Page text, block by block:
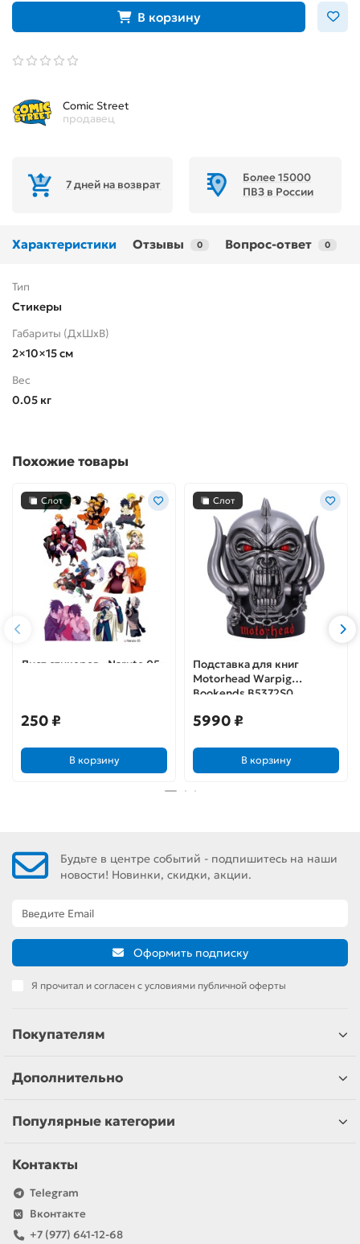
В корзину
Comic Street
продавец
7 дней на возврат
Более 15000
ПВЗ в России
Характеристики Отзывы 0 Вопрос-ответ 0
Тип
Стикеры
Габариты (ДхШхВ)
2×10×15 см
Вес
0.05 кг
Похожие товары
Слот
Лист стикеров «Naruto 05»
250 ₽
В корзину
Слот
Подставка для книг
Motorhead Warpig
Bookends B5372S0
5990 ₽
В корзину
Будьте в центре событий - подпишитесь на наши
новости! Новинки, скидки, акции.
Оформить подписку
Я прочитал и согласен с условиями публичной оферты
Покупателям
Дополнительно
Популярные категории
Контакты
Telegram
Вконтакте
+7 (977) 641-12-68